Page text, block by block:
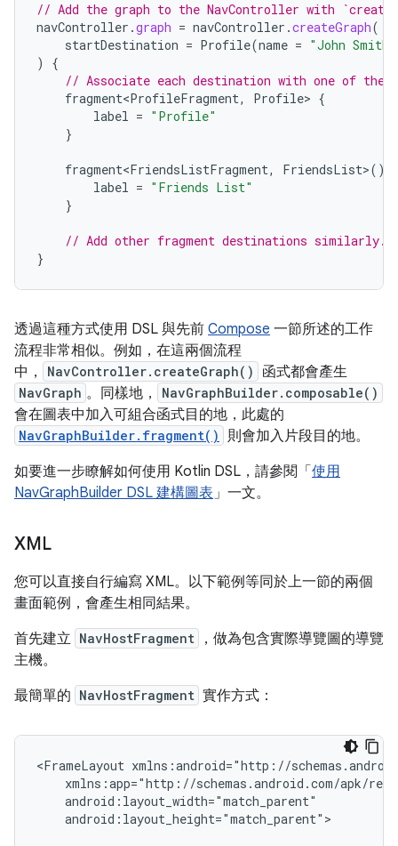
// Add the graph to the NavController with
navController .graph = navController .createGraph(
startDestination = Profile(name = "John Smith"
)
{
// Associate each destination with one of the
fragment<ProfileFragment, Profile> {
label = "Profile"
}
fragment<FriendsListFragment, FriendsList>()
label = "Friends List"
}
// Add other fragment destinations similarly.
}
透過這種方式使用 DSL 與先前 Compose 一節所述的工作
流程非常相似。例如，在這兩個流程
中，
NavController.createGraph() 函式都會產生
NavGraph 。同樣地， NavGraphBuilder.composable()
會在圖表中加入可組合函式目的地，此處的
NavGraphBuilder.fragment()
則會加入片段目的地。
如要進一步瞭解如何使用 Kotlin DSL，請參閱「 使用
NavGraphBuilder DSL 建構圖表」一文。
XML
您可以直接自行編寫 XML。以下範例等同於上一節的兩個
畫面範例，會產生相同結果。
首先建立 NavHostFragment
，做為包含實際導覽圖的導覽
主機。
最簡單的 NavHostFragment 實作方式：
<FrameLayout
android:layout_height="match_parent">